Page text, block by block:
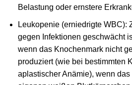
Belastung oder ernstere
Leukopenie (erniedrigte WBC):
gegen Infektionen geschwächt
wenn das Knochenmark nicht
produziert (wie bei bestimmten
aplastischer Anämie), wenn